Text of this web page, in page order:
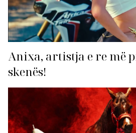
Anixa, artistja e re më
skenës!